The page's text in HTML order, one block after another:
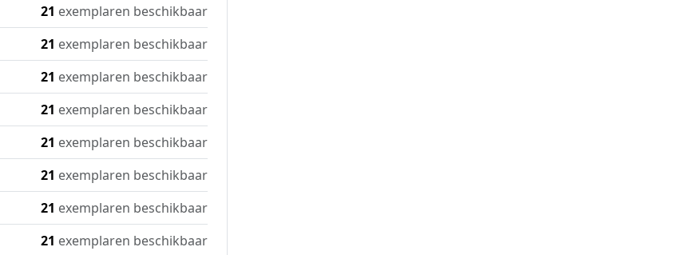
21 exemplaren beschikbaar
21 exemplaren beschikbaar
21 exemplaren beschikbaar
21 exemplaren beschikbaar
21 exemplaren beschikbaar
21 exemplaren beschikbaar
21 exemplaren beschikbaar
21 exemplaren beschikbaar